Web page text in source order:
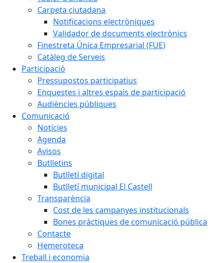
Carpeta ciutadana
Notificacions electròniques
Validador de documents electrònics
Finestreta Única Empresarial (FUE)
Catàleg de Serveis
Participació
Pressupostos participatius
Enquestes i altres espais de participació
Audiències públiques
Comunicació
Notícies
Agenda
Avisos
Butlletins
Butlletí digital
Butlletí municipal El Castell
Transparència
Cost de les campanyes institucionals
Bones pràctiques de comunicació pública
Contacte
Hemeroteca
Treball i economia